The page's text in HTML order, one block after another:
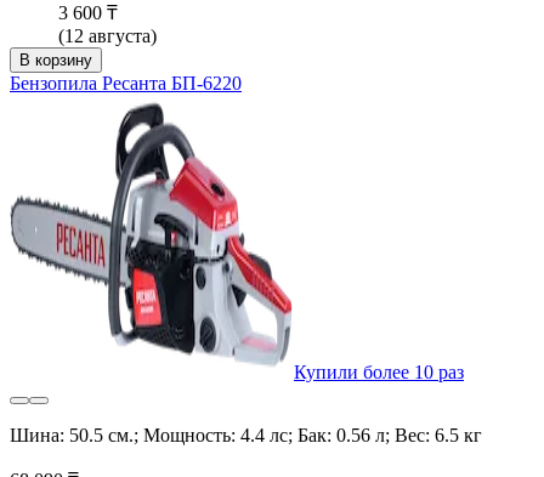
3 600 ₸
(12 августа)
В корзину
Бензопила Ресанта БП-6220
Купили более 10 раз
Шина: 50.5 см.; Мощность: 4.4 лс; Бак: 0.56 л; Вес: 6.5 кг